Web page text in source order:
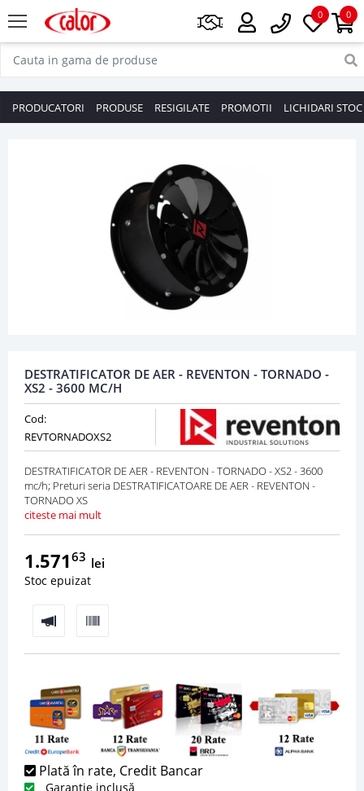
0
0
PRODUCATORI PRODUSE RESIGILATE PROMOTII LICHIDARI STOC
DESTRATIFICATOR DE AER - REVENTON - TORNADO -
XS2 - 3600 MC/H
Cod:
REVTORNADOXS2
DESTRATIFICATOR DE AER - REVENTON - TORNADO - XS2 - 3600
mc/h; Preturi seria DESTRATIFICATOARE DE AER - REVENTON -
TORNADO XS
citeste mai mult
1.57163 lei
Stoc epuizat
Plată în rate, Credit Bancar
Garanție inclusă